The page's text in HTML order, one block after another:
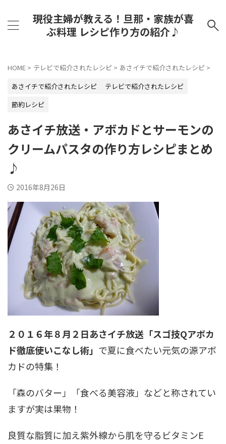
現役主婦が教える！旦那・家族が喜
ぶ料理 レシピ作り方の紹介♪
HOME > テレビで紹介されたレシピ > あさイチで紹介されたレシピ >
あさイチで紹介されたレシピ
テレビで紹介されたレシピ
節約レシピ
あさイチ放送・アボカドとサーモンの
クリームパスタの作り方レシピまとめ
♪
2016年8月26日
２０１６年８月２日あさイチ放送「スゴ技Qアボカ
ド徹底使いこなし術」 で夏に食べたい元気の源アボ
カドの特集！
「森のバター」「食べる美容液」などと称されてい
ますが実は果物！
良質な脂質に加え紫外線から肌を守るビタミンE